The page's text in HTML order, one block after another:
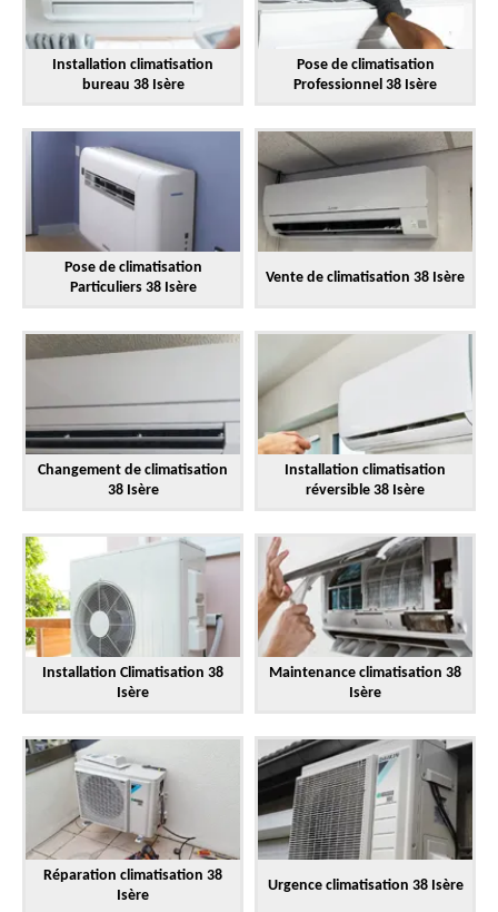
Installation climatisation
bureau 38 Isère
Pose de climatisation
Professionnel 38 Isère
Pose de climatisation
Particuliers 38 Isère
Vente de climatisation 38 Isère
Changement de climatisation
38 Isère
Installation climatisation
réversible 38 Isère
Installation Climatisation 38
Isère
Maintenance climatisation 38
Isère
Réparation climatisation 38
Isère
Urgence climatisation 38 Isère